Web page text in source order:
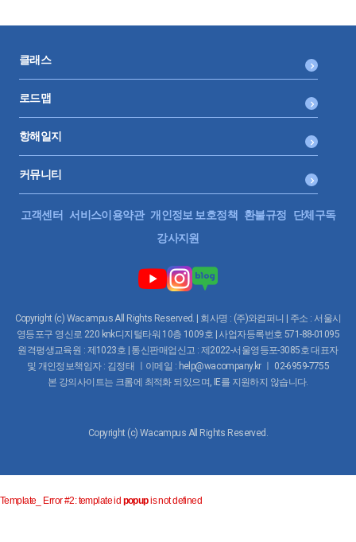
클래스
로드맵
항해일지
커뮤니티
고객센터 서비스이용약관 개인정보 보호정책 환불규정
단체구독
강사지원
Copyright (c) Wacampus All Rights Reserved. | 회사명 : (주)와컴퍼니 | 주소 : 서울시
영등포구 영신로 220 knk디지털타워 10층 1009호 | 사업자등록번호 571-88-01095
원격평생교육원 : 제1023호 | 통신판매업신고 : 제2022-서울영등포-3085호 대표자
및 개인정보책임자 : 김정태 ㅣ이메일 : help@wacompany.kr ㅣ 02-6959-7755
본 강의사이트는 크롬에 최적화 되있으며, IE를 지원하지 않습니다.
Copyright (c) Wacampus All Rights Reserved.
Template_ Error #2: template id popupis not defined